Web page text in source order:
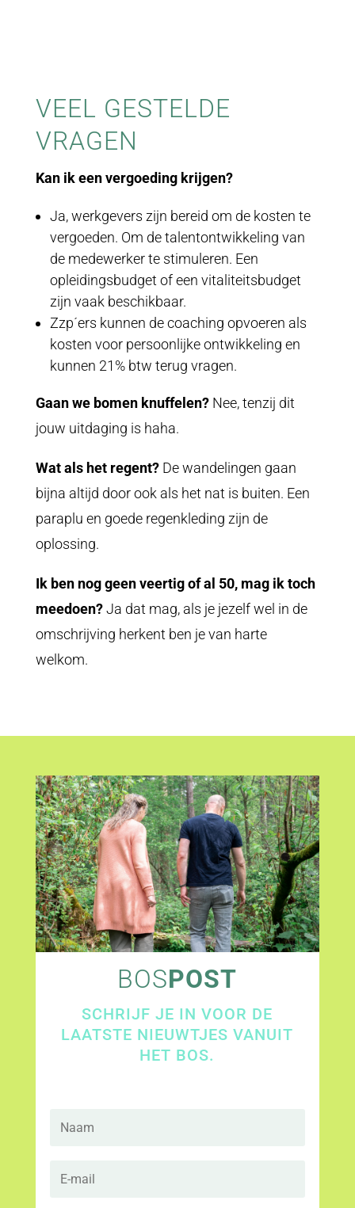
VEEL GESTELDE
VRAGEN
Kan ik een vergoeding krijgen?
Ja, werkgevers zijn bereid om de kosten te
vergoeden. Om de talentontwikkeling van
de medewerker te stimuleren. Een
opleidingsbudget of een vitaliteitsbudget
zijn vaak beschikbaar.
Zzp´ers kunnen de coaching opvoeren als
kosten voor persoonlijke ontwikkeling en
kunnen 21% btw terug vragen.
Gaan we bomen knuffelen?Nee, tenzij dit
jouw uitdaging is haha.
Wat als het regent? De wandelingen gaan
bijna altijd door ook als het nat is buiten. Een
paraplu en goede regenkleding zijn de
oplossing.
Ik ben nog geen veertig of al 50, mag ik toch
meedoen?Ja dat mag, als je jezelf wel in de
omschrijving herkent ben je van harte
welkom.
BOSPOST
SCHRIJF JE IN VOOR DE
LAATSTE NIEUWTJES VANUIT
HET BOS.